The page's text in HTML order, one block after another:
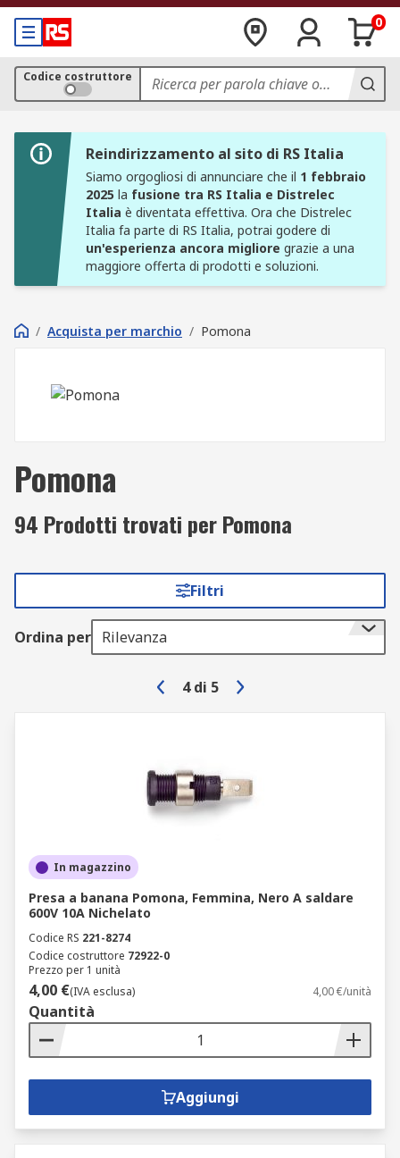
0
Codice costruttore
Reindirizzamento al sito di RS Italia
Siamo orgogliosi di annunciare che il 1 febbraio
2025 la fusione tra RS Italia e Distrelec
Italia è diventata effettiva. Ora che Distrelec
Italia fa parte di RS Italia, potrai godere di
un'esperienza ancora migliore grazie a una
maggiore offerta di prodotti e soluzioni.
/ Acquista per marchio / Pomona
Pomona
94 Prodotti trovati per Pomona
Filtri
Ordina per Rilevanza
4 di 5
In magazzino
Presa a banana Pomona, Femmina, Nero A saldare
600V 10A Nichelato
Codice RS 221-8274
Codice costruttore 72922-0
Prezzo per 1 unità
4,00 €(IVA esclusa) 4,00 €/unità
Quantità
Aggiungi